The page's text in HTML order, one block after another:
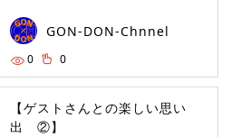
GON-DON-Chnnel
0 0
【ゲストさんとの楽しい思い
出 ②】